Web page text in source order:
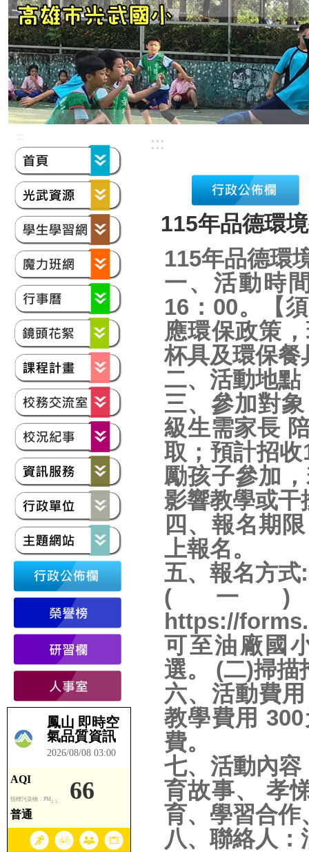
::: :::
115年品德環
115年品德環
一、活動時
16：00。【
應環保政策
杯具及環保餐
二、活動地點
三、參加對
級生需家長
取；預計招
勵孩子參加
影響教學或干
四、報名期
上報名。
五、報名方式:
(一)
https://
可至油廠國
選。 (二)掃描
六、活動費
教學費用
費。
七、活動內
育故事、 孝
育、學習合作
八、聯絡人